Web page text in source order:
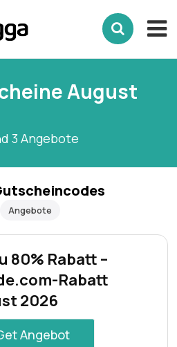
August
3 Angebote
Angebote
80% Rabatt –
Rabatt
2026
Angebot